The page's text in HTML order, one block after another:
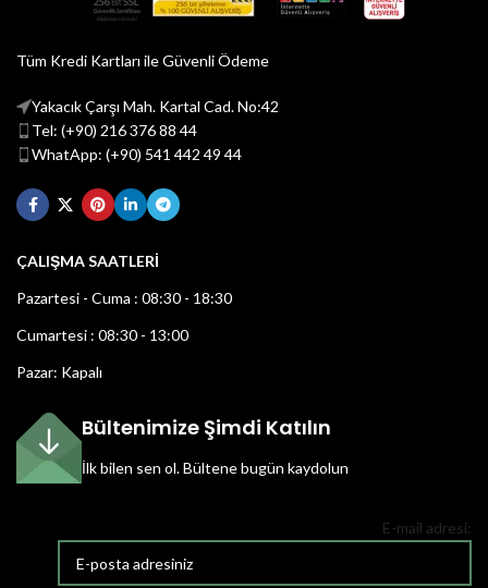
Tüm Kredi Kartları ile Güvenli Ödeme
Yakacık Çarşı Mah. Kartal Cad. No:42
Tel: (+90) 216 376 88 44
WhatApp: (+90) 541 442 49 44
ÇALIŞMA SAATLERİ
Pazartesi - Cuma : 08:30 - 18:30
Cumartesi : 08:30 - 13:00
Pazar: Kapalı
Bültenimize Şimdi Katılın
İlk bilen sen ol.Bültene bugün kaydolun
E-mail adresi: